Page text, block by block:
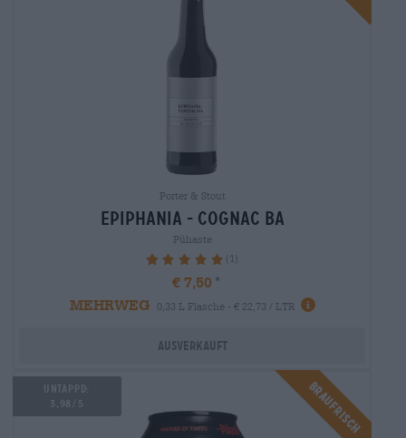
Porter & Stout
epiphania - cognac ba
Pühaste
100% (1)
€ 7,50
MEHRWEG
0,33 L Flasche - € 22,73 / LTR
Ausverkauft
Braufrisch
UNTAPPD:
3,98/5